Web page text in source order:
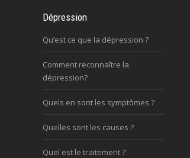
Dépression
Qu’est ce que la dépression ?
Comment reconnaître la
dépression?
Quels en sont les symptômes ?
Quelles sont les causes ?
Quel est le traitement ?